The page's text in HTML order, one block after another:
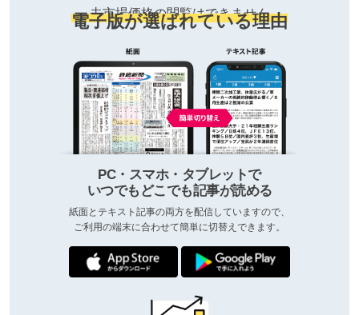
去市場価格の閲覧はできません
電子版が選ばれている理由
PC・スマホ・タブレットで
いつでもどこでも記事が読める
紙面とテキスト記事の両方を配信していますので、
ご利用の端末に合わせて簡単に切替えできます。